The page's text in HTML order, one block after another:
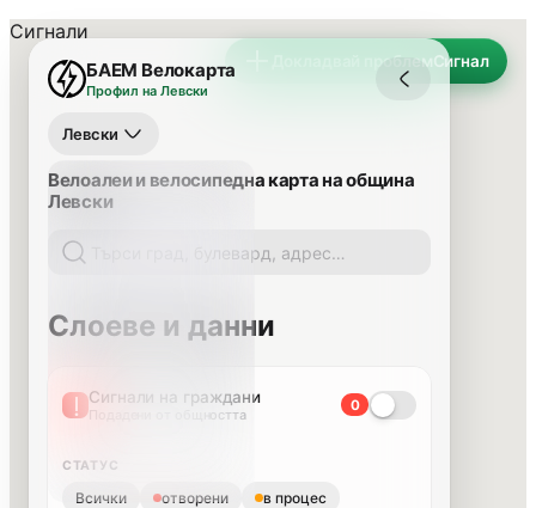
Докладвай проблемСигнал
БАЕМ Велокарта
Профил на Левски
Левски
Велоалеи и велосипедна карта на община
Левски
Слоеве и данни
Сигнали на граждани
Подадени от общността
0
СТАТУС
Всички отворени
в процес
Сигнали